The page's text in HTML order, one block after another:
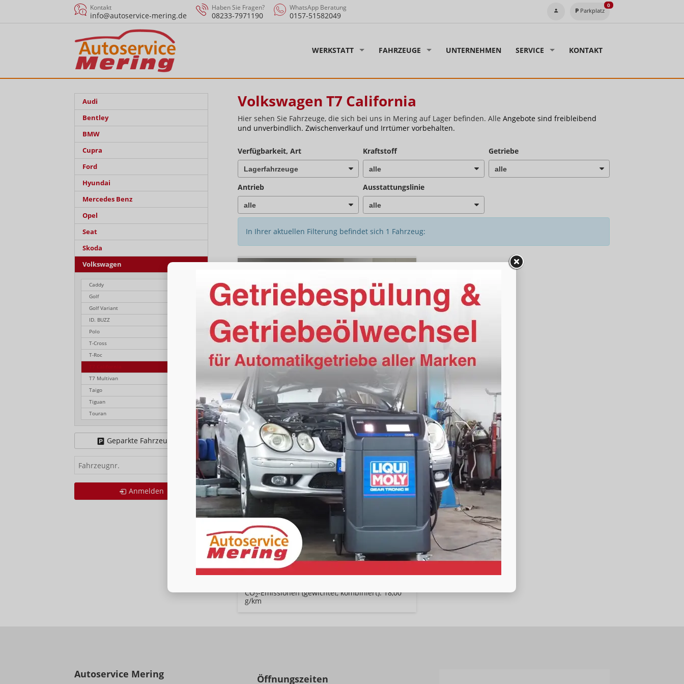
Kontakt
info@autoservice-mering.de
Haben Sie Fragen?
08233-7971190
WhatsApp Beratung
0157-51582049
Parkplatz
0
WERKSTATT FAHRZEUGE UNTERNEHMEN SERVICE KONTAKT
Volkswagen T7 California
Hier sehen Sie Fahrzeuge, die sich bei uns in Mering auf Lager befinden. Alle Angebote sind freibleibend
und unverbindlich. Zwischenverkauf und Irrtümer vorbehalten.
Verfügbarkeit, Art Kraftstoff Getriebe
Antrieb Ausstattungslinie
In Ihrer aktuellen Filterung befindet sich 1 Fahrzeug:
Volkswagen T7 California
Beach Camper eHybrid 4Motion AHK+360°+Matrix+Navi+Alu17+GJR+Sitzheiz+Keyless
sofort lieferbar Neuwagen mit Tageszulassung
Fahrzeugnr. 18766 Getriebe
Kraftstoff Hybrid Benzin Außenfarbe
Deep Black Perleffekt / Fortana Rot Metallic (nur in Verb. mit abgedunkelte Scheiben, wenn nicht Serie)
Leistung
180 kW (245 PS) Kilometerstand 20 km
29.04.2025
73.980,– €
incl. 19% MwSt.
Wir rufen Sie anFahrzeugexposé (PDF)
Fahrzeug parken
Energieverbrauch (gewichtet, kombiniert):
1,10 l/100km + 21,90 kWh/100km
Kraftstoffverbrauch bei entladener Batterie
kombiniert:7,50 l/100km
Stromverbrauch bei rein elektrischem Betrieb
kombiniert: 23,60 kWh/100km
Elektrische Reichweite (EAER):
CO -Klasse (gewichtet, kombiniert): B
CO2-Emissionen (gewichtet, kombiniert):18,00
g/km
Audi
Bentley
BMW
Cupra
Ford
Hyundai
Mercedes Benz
Opel
Seat
Skoda
Volkswagen
Caddy
Golf
Golf Variant
ID. BUZZ
Polo
T-Cross
T-Roc
T7 Multivan
Taigo
Tiguan
Touran
Geparkte Fahrzeuge (
Fahrzeugnr.
Anmelden
Autoservice Mering Öffnungszeiten